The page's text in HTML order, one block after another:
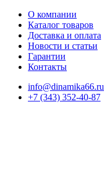
О компании
Каталог товаров
Доставка и оплата
Новости и статьи
Гарантии
Контакты
info@dinamika66.ru
+7 (343) 352-40-87